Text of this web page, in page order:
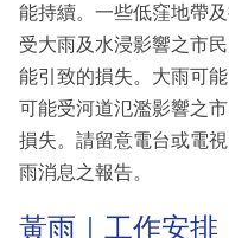
能持續。一些低窪地帶
受大雨及水浸影響之市
能引致的損失。大雨可
可能受河道氾濫影響之
損失。請留意電台或電
雨消息之報告。
黃雨｜工作安排